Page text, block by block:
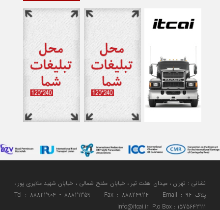
نشانی : تهران ، میدان هفت تیر ، خیابان مفتح شمالی ، خیابان شهید ملایری پور ،
پلاک 96 Tel : 88822904 - 88821359 Fax : 88824924 Email :
info@itcai.ir P.o Box : 1575643111